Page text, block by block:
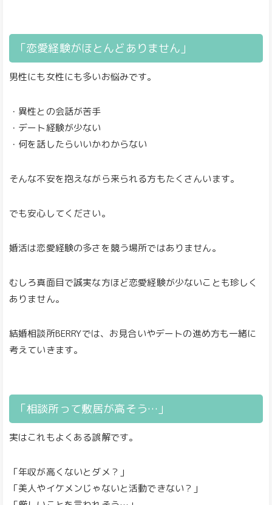
「恋愛経験がほとんどありません」
男性にも女性にも多いお悩みです。
・異性との会話が苦手
・デート経験が少ない
・何を話したらいいかわからない
そんな不安を抱えながら来られる方もたくさんいます。
でも安心してください。
婚活は恋愛経験の多さを競う場所ではありません。
むしろ真面目で誠実な方ほど恋愛経験が少ないことも珍しく
ありません。
結婚相談所BERRYでは、お見合いやデートの進め方も一緒に
考えていきます。
「相談所って敷居が高そう…」
実はこれもよくある誤解です。
「年収が高くないとダメ？」
「美人やイケメンじゃないと活動できない？」